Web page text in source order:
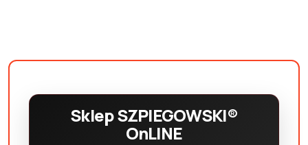
Sklep SZPIEGOWSKI®
OnLINE